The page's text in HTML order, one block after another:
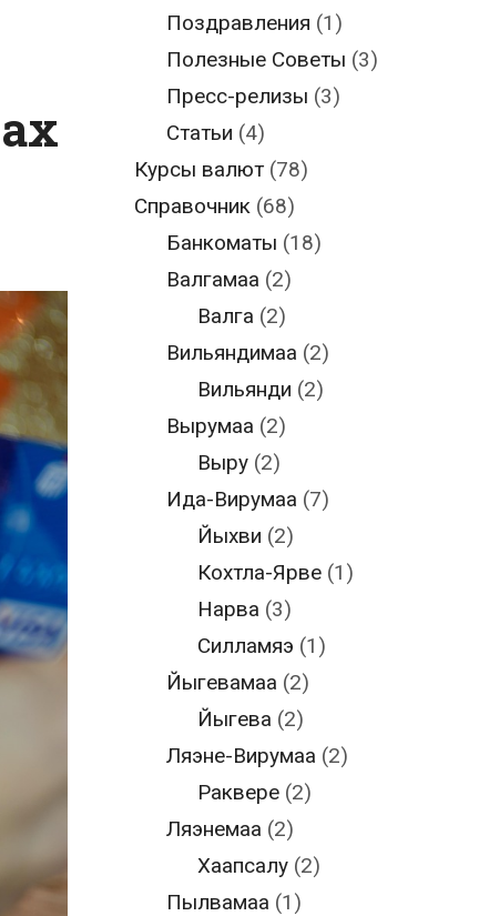
Поздравления (1)
Полезные Советы (3)
Пресс-релизы (3)
Статьи (4)
Курсы валют (78)
Справочник (68)
Банкоматы (18)
Валгамаа (2)
Валга (2)
Вильяндимаа (2)
Вильянди (2)
Вырумаа (2)
Выру (2)
Ида-Вирумаа (7)
Йыхви (2)
Кохтла-Ярве (1)
Нарва (3)
Силламяэ (1)
Йыгевамаа (2)
Йыгева (2)
Ляэне-Вирумаа (2)
Раквере (2)
Ляэнемаа (2)
Хаапсалу (2)
Пылвамаа (1)